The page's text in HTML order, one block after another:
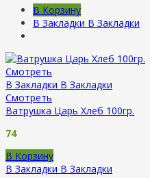
В Корзину
В Закладки В Закладки
Смотреть
В Закладки В Закладки
Смотреть
Ватрушка Царь Хлеб 100гр.
74
В Корзину
В Закладки В Закладки